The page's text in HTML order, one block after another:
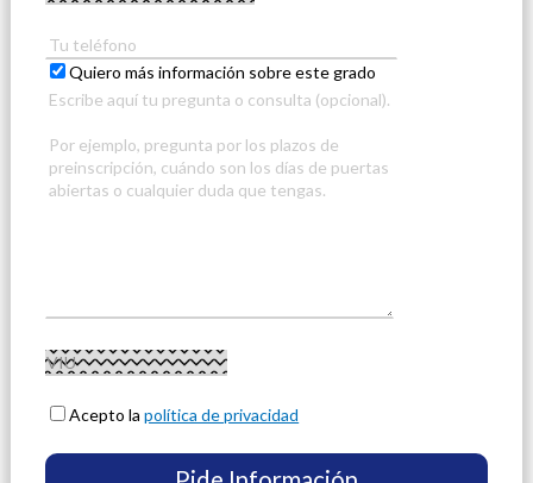
Quiero más información sobre este grado
Acepto lapolítica de privacidad